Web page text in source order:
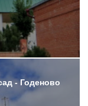
- Годеново